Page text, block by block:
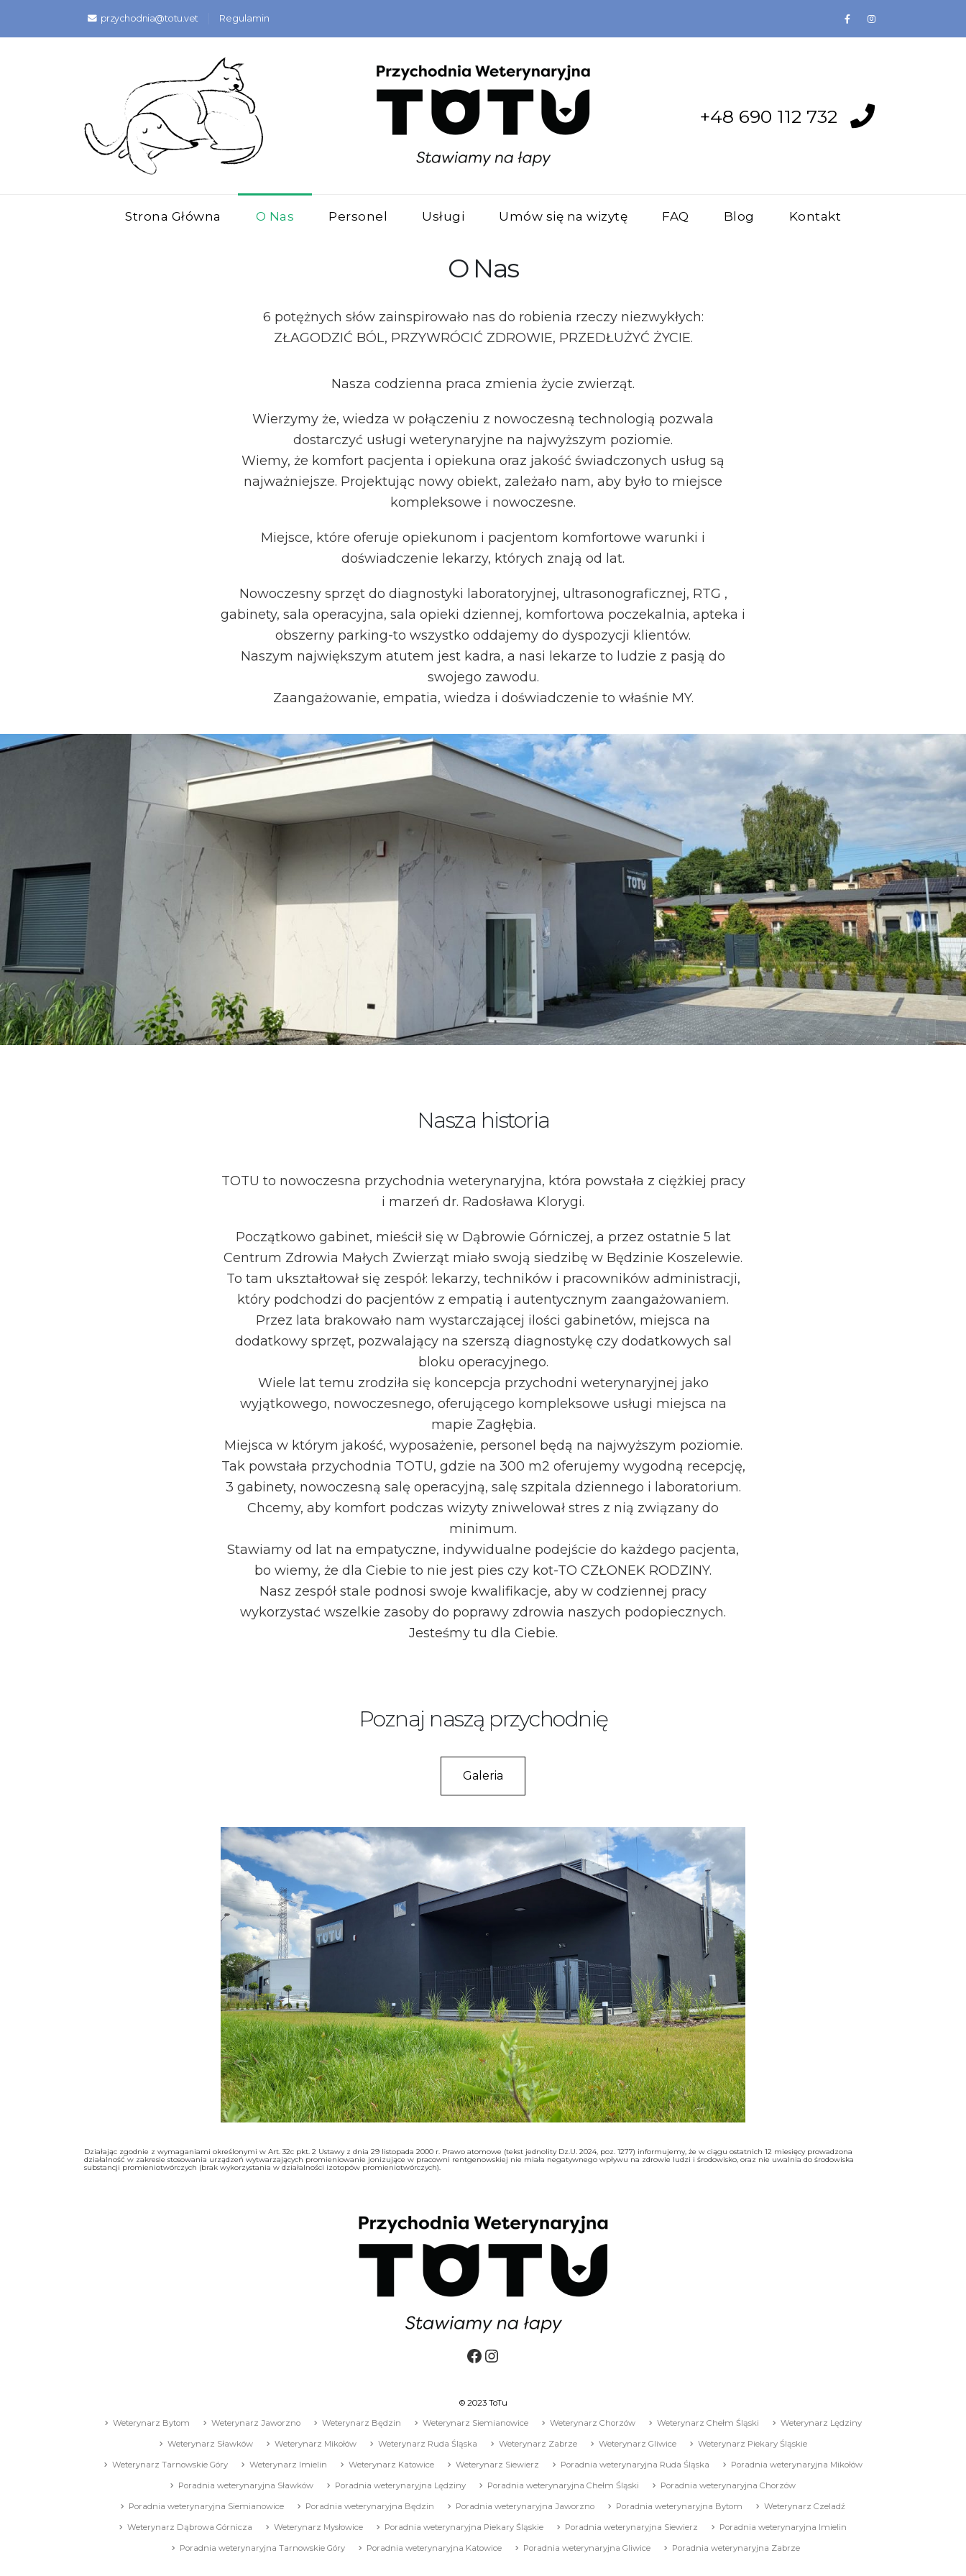
przychodnia@totu.vet Regulamin
+48 690 112 732
Strona Główna O Nas Personel Usługi Umów się na wizytę FAQ Blog Kontakt
O Nas
6 potężnych słów zainspirowało nas do robienia rzeczy niezwykłych:
ZŁAGODZIĆ BÓL, PRZYWRÓCIĆ ZDROWIE, PRZEDŁUŻYĆ ŻYCIE.
Nasza codzienna praca zmienia życie zwierząt.
Wierzymy że, wiedza w połączeniu z nowoczesną technologią pozwala
dostarczyć usługi weterynaryjne na najwyższym poziomie.
Wiemy, że komfort pacjenta i opiekuna oraz jakość świadczonych usług są
najważniejsze. Projektując nowy obiekt, zależało nam, aby było to miejsce
kompleksowe i nowoczesne.
Miejsce, które oferuje opiekunom i pacjentom komfortowe warunki i
doświadczenie lekarzy, których znają od lat.
Nowoczesny sprzęt do diagnostyki laboratoryjnej, ultrasonograficznej, RTG ,
gabinety, sala operacyjna, sala opieki dziennej, komfortowa poczekalnia, apteka i
obszerny parking-to wszystko oddajemy do dyspozycji klientów.
Naszym największym atutem jest kadra, a nasi lekarze to ludzie z pasją do
swojego zawodu.
Zaangażowanie, empatia, wiedza i doświadczenie to właśnie MY.
Nasza historia
TOTU to nowoczesna przychodnia weterynaryjna, która powstała z ciężkiej pracy
i marzeń dr. Radosława Klorygi.
Początkowo gabinet, mieścił się w Dąbrowie Górniczej, a przez ostatnie 5 lat
Centrum Zdrowia Małych Zwierząt miało swoją siedzibę w Będzinie Koszelewie.
To tam ukształtował się zespół: lekarzy, techników i pracowników administracji,
który podchodzi do pacjentów z empatią i autentycznym zaangażowaniem.
Przez lata brakowało nam wystarczającej ilości gabinetów, miejsca na
dodatkowy sprzęt, pozwalający na szerszą diagnostykę czy dodatkowych sal
bloku operacyjnego.
Wiele lat temu zrodziła się koncepcja przychodni weterynaryjnej jako
wyjątkowego, nowoczesnego, oferującego kompleksowe usługi miejsca na
mapie Zagłębia.
Miejsca w którym jakość, wyposażenie, personel będą na najwyższym poziomie.
Tak powstała przychodnia TOTU, gdzie na 300 m2 oferujemy wygodną recepcję,
3 gabinety, nowoczesną salę operacyjną, salę szpitala dziennego i laboratorium.
Chcemy, aby komfort podczas wizyty zniwelował stres z nią związany do
minimum.
Stawiamy od lat na empatyczne, indywidualne podejście do każdego pacjenta,
bo wiemy, że dla Ciebie to nie jest pies czy kot-TO CZŁONEK RODZINY.
Nasz zespół stale podnosi swoje kwalifikacje, aby w codziennej pracy
wykorzystać wszelkie zasoby do poprawy zdrowia naszych podopiecznych.
Jesteśmy tu dla Ciebie.
Poznaj naszą przychodnię
Galeria
Działając zgodnie z wymaganiami określonymi w Art. 32c pkt. 2 Ustawy z dnia 29 listopada 2000 r. Prawo atomowe (tekst jednolity Dz.U. 2024, poz. 1277) informujemy, że w ciągu ostatnich 12 miesięcy prowadzona
działalność w zakresie stosowania urządzeń wytwarzających promieniowanie jonizujące w pracowni rentgenowskiej nie miała negatywnego wpływu na zdrowie ludzi i środowisko, oraz nie uwalnia do środowiska
substancji promieniotwórczych (brak wykorzystania w działalności izotopów promieniotwórczych).
Facebook Instagram
© 2023 ToTu
Weterynarz Bytom
Weterynarz Jaworzno Weterynarz Będzin Weterynarz Siemianowice Weterynarz Chorzów Weterynarz Chełm Śląski Weterynarz Lędziny
Weterynarz Sławków Weterynarz Mikołów Weterynarz Ruda Śląska Weterynarz Zabrze Weterynarz Gliwice Weterynarz Piekary Śląskie
Weterynarz Tarnowskie Góry Weterynarz Imielin Weterynarz Katowice Weterynarz Siewierz Poradnia weterynaryjna Ruda Śląska Poradnia weterynaryjna Mikołów
Poradnia weterynaryjna Sławków Poradnia weterynaryjna Lędziny Poradnia weterynaryjna Chełm Śląski Poradnia weterynaryjna Chorzów
Poradnia weterynaryjna Siemianowice Poradnia weterynaryjna Będzin Poradnia weterynaryjna Jaworzno Poradnia weterynaryjna Bytom Weterynarz Czeladź
Weterynarz Dąbrowa Górnicza Weterynarz Mysłowice Poradnia weterynaryjna Piekary Śląskie Poradnia weterynaryjna Siewierz Poradnia weterynaryjna Imielin
Poradnia weterynaryjna Tarnowskie Góry Poradnia weterynaryjna Katowice Poradnia weterynaryjna Gliwice Poradnia weterynaryjna Zabrze